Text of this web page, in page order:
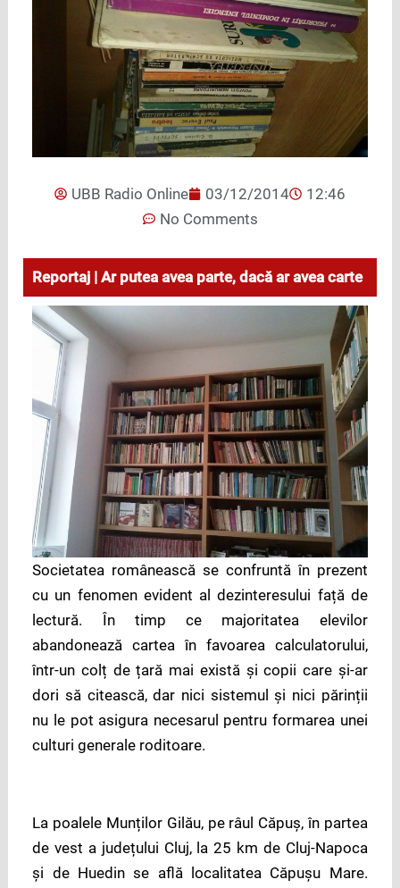
UBB Radio Online 03/12/2014
12:46
No Comments
Reportaj | Ar putea avea parte, dacă ar avea carte
Societatea românească se confruntă în prezent
cu un fenomen evident al dezinteresului față de
lectură. În timp ce majoritatea elevilor
abandonează cartea în favoarea calculatorului,
într-un colț de țară mai există și copii care și-ar
dori să citească, dar nici sistemul și nici părinții
nu le pot asigura necesarul pentru formarea unei
culturi generale roditoare.
La poalele Munților Gilău, pe râul Căpuș, în partea
de vest a județului Cluj, la 25 km de Cluj-Napoca
și de Huedin se află localitatea Căpușu Mare.